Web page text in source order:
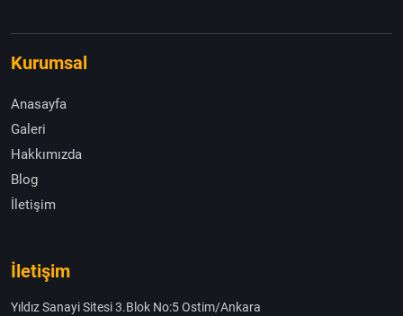
Kurumsal
Anasayfa
Galeri
Hakkımızda
Blog
İletişim
İletişim
Yıldız Sanayi Sitesi 3.Blok No:5 Ostim/Ankara